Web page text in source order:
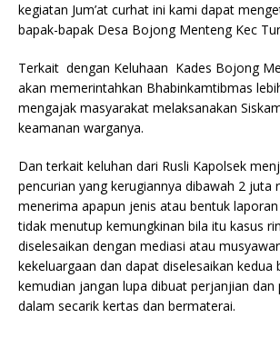
kegiatan Jum’at curhat ini kami dapat
bapak-bapak Desa Bojong Menteng Kec
Terkait dengan Keluhaan Kades Bojong
akan memerintahkan Bhabinkamtibmas
mengajak masyarakat melaksanakan
keamanan warganya.
Dan terkait keluhan dari Rusli Kapolsek
pencurian yang kerugiannya dibawah 2 juta
menerima apapun jenis atau bentuk
tidak menutup kemungkinan bila itu kasus
diselesaikan dengan mediasi atau
kekeluargaan dan dapat diselesaikan kedua
kemudian jangan lupa dibuat perjanjian dan
dalam secarik kertas dan bermaterai.